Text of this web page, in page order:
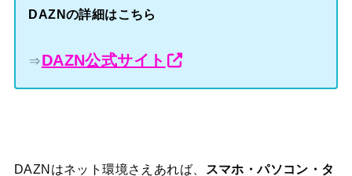
DAZNの詳細はこちら
⇒DAZN公式サイト
DAZNはネット環境さえあれば、
スマホ・パソコン・タ